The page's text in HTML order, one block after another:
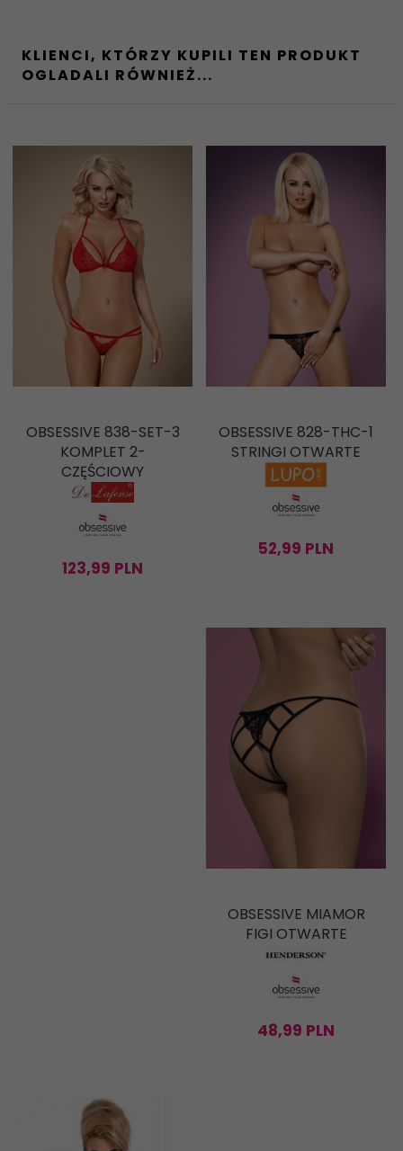
KLIENCI, KTÓRZY KUPILI TEN PRODUKT
OGLADALI RÓWNIEŻ...
OBSESSIVE 838-SET-3
KOMPLET 2-
CZĘŚCIOWY
123,99 PLN
OBSESSIVE 828-THC-1
STRINGI OTWARTE
52,99 PLN
OBSESSIVE MIAMOR
FIGI OTWARTE
48,99 PLN